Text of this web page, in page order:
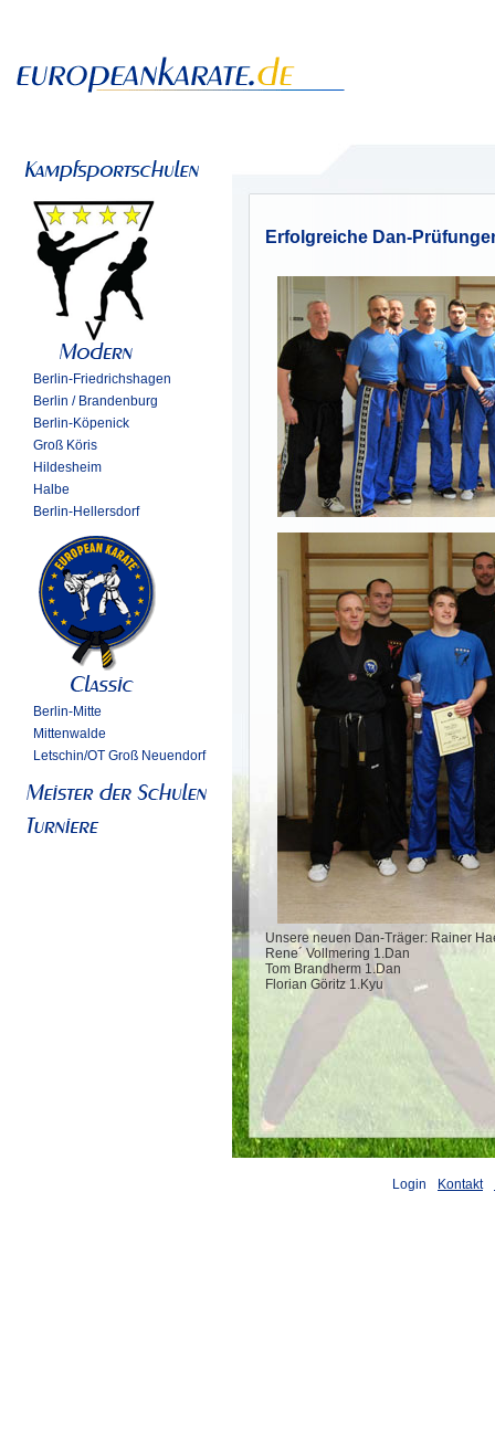
Berlin-Friedrichshagen
Berlin / Brandenburg
Berlin-Köpenick
Groß Köris
Hildesheim
Halbe
Berlin-Hellersdorf
Berlin-Mitte
Mittenwalde
Letschin/OT Groß Neuendorf
Erfolgreiche Dan-
Unsere neuen Dan-Träger: Rainer
Rene´ Vollmering 1.Dan
Tom Brandherm 1.Dan
Florian Göritz 1.Kyu
Login Kontakt